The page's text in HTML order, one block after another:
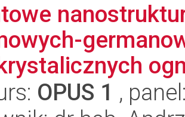
OPUS 1 ,